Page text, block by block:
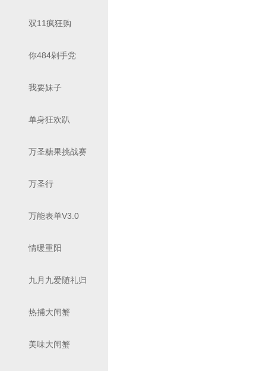
双11疯狂购
你484剁手党
我要妹子
单身狂欢趴
万圣糖果挑战赛
万圣行
万能表单V3.0
情暖重阳
九月九爱随礼归
热捕大闸蟹
美味大闸蟹